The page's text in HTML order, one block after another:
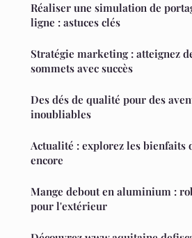
Réaliser une simulation de
ligne : astuces clés
Stratégie marketing : atteignez
sommets avec succès
Des dés de qualité pour des
inoubliables
Actualité : explorez les bienfaits
encore
Mange debout en aluminium :
pour l'extérieur